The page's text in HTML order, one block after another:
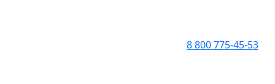
8 800 775-45-53